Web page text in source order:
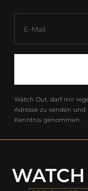
E-Mail
Watch Out, darf mir
Adresse zu senden
Kenntnis genommen.